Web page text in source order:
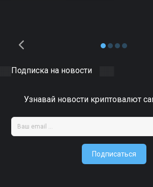
Подписка на новости
Узнавай новости криптовалют
Подписаться